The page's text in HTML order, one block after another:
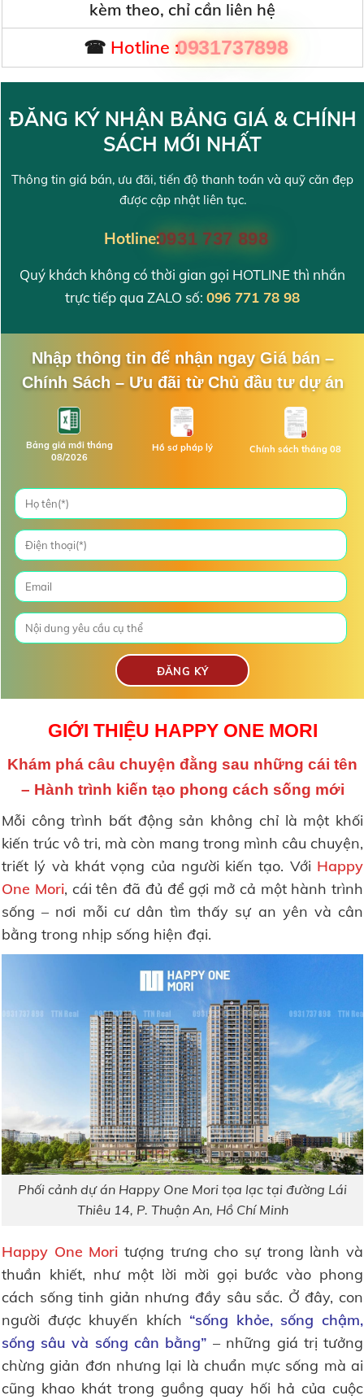
kèm theo, chỉ cần liên hệ
☎ Hotline :0931737898
ĐĂNG KÝ NHẬN BẢNG GIÁ & CHÍNH
SÁCH MỚI NHẤT
Thông tin giá bán, ưu đãi, tiến độ thanh toán và quỹ căn đẹp
được cập nhật liên tục.
Hotline:0931 737 898
Quý khách không có thời gian gọi HOTLINE thì nhắn
trực tiếp qua ZALO số: 096 771 78 98
Nhập thông tin để nhận ngay Giá bán –
Chính Sách – Ưu đãi từ Chủ đầu tư dự án
Bảng giá mới tháng
08/2026
Hồ sơ pháp lý Chính sách tháng 08
GIỚI THIỆU HAPPY ONE MORI
Khám phá câu chuyện đằng sau những cái tên
– Hành trình kiến tạo phong cách sống mới
Mỗi công trình bất động sản không chỉ là một khối
kiến trúc vô tri, mà còn mang trong mình câu chuyện,
triết lý và khát vọng của người kiến tạo. Với Happy
One Mori, cái tên đã đủ để gợi mở cả một hành trình
sống – nơi mỗi cư dân tìm thấy sự an yên và cân
bằng trong nhịp sống hiện đại.
Phối cảnh dự án Happy One Mori tọa lạc tại đường Lái
Thiêu 14, P. Thuận An, Hồ Chí Minh
Happy One Mori tượng trưng cho sự trong lành và
thuần khiết, như một lời mời gọi bước vào phong
cách sống tinh giản nhưng đầy sâu sắc. Ở đây, con
người được khuyến khích “sống khỏe, sống chậm,
sống sâu và sống cân bằng” – những giá trị tưởng
chừng giản đơn nhưng lại là chuẩn mực sống mà ai
cũng khao khát trong guồng quay hối hả của cuộc